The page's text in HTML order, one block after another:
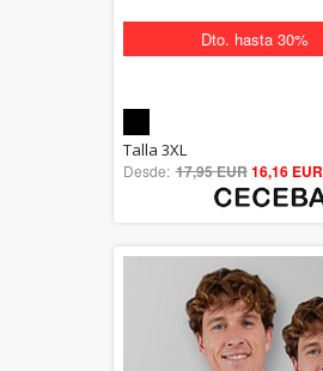
Dto. hasta 30%
out of 5
Talla 3XL
Desde: 17,95 EUR16,16 EUR